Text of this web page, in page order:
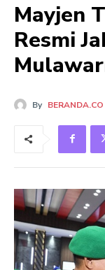
Mayjen
Resmi
By BERANDA.CO